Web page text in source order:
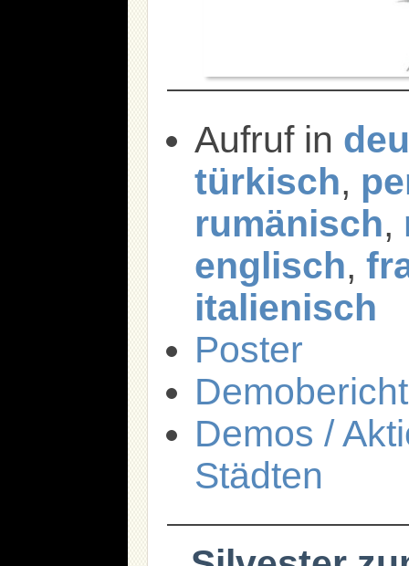
Aufruf in
türkisch,
rumänisch,
englisch,
italienisch
Poster
Demos /
Städten